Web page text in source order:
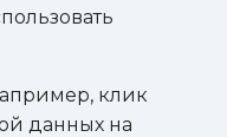
клик
данных на